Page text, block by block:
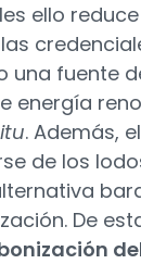
ello
una fuente
energía
. Además,
de los
De